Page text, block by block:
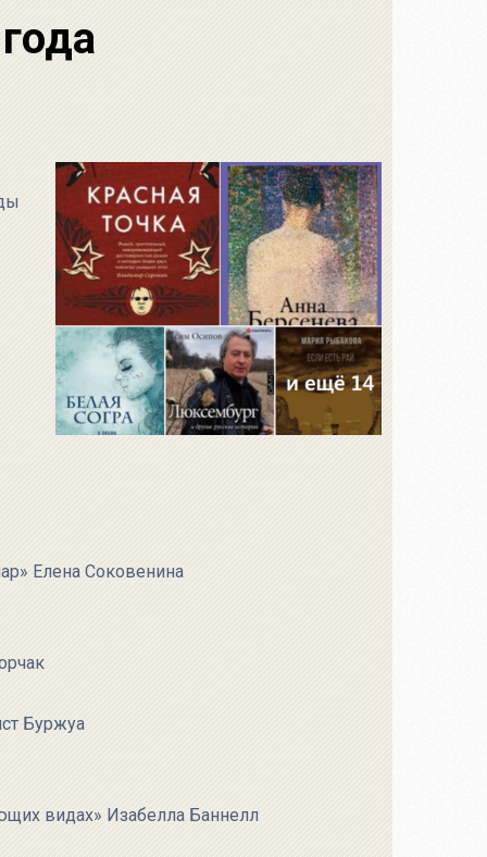
Елена Соковенина
Буржуа
видах» Изабелла Баннелл